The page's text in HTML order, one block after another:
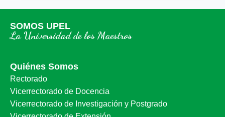
SOMOS UPEL
La Universidad de los Maestros
Quiénes Somos
Rectorado
Vicerrectorado de Docencia
Vicerrectorado de Investigación y Postgrado